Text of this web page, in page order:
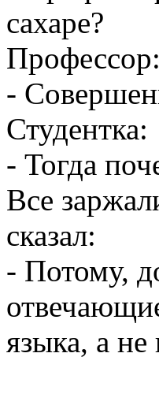
сахаре?
Профессор:
-
Студентка:
- Тогда
Все
сказал:
- Потому,
языка, а не